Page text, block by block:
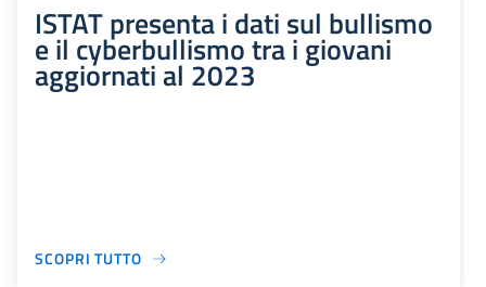
ISTAT presenta i dati sul bullismo
e il cyberbullismo tra i giovani
aggiornati al 2023
SCOPRI TUTTO